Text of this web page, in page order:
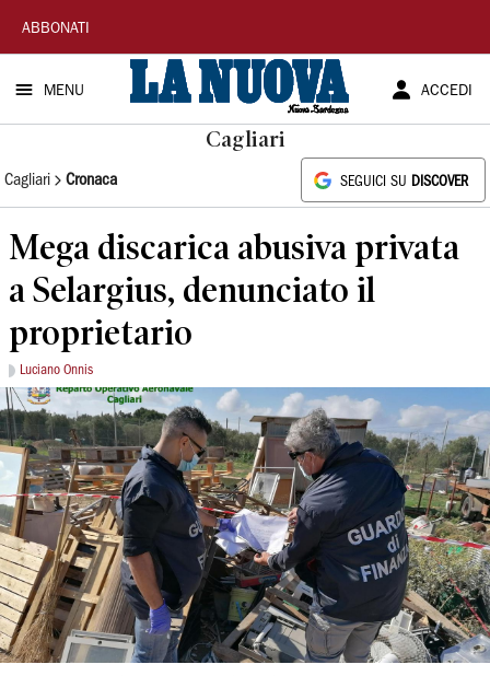
La
Nuova
Sardegna
ABBONATI
MENU ACCEDI
Cagliari
Cagliari Cronaca SEGUICI SU DISCOVER
Mega discarica abusiva privata
a Selargius, denunciato il
proprietario
Luciano Onnis